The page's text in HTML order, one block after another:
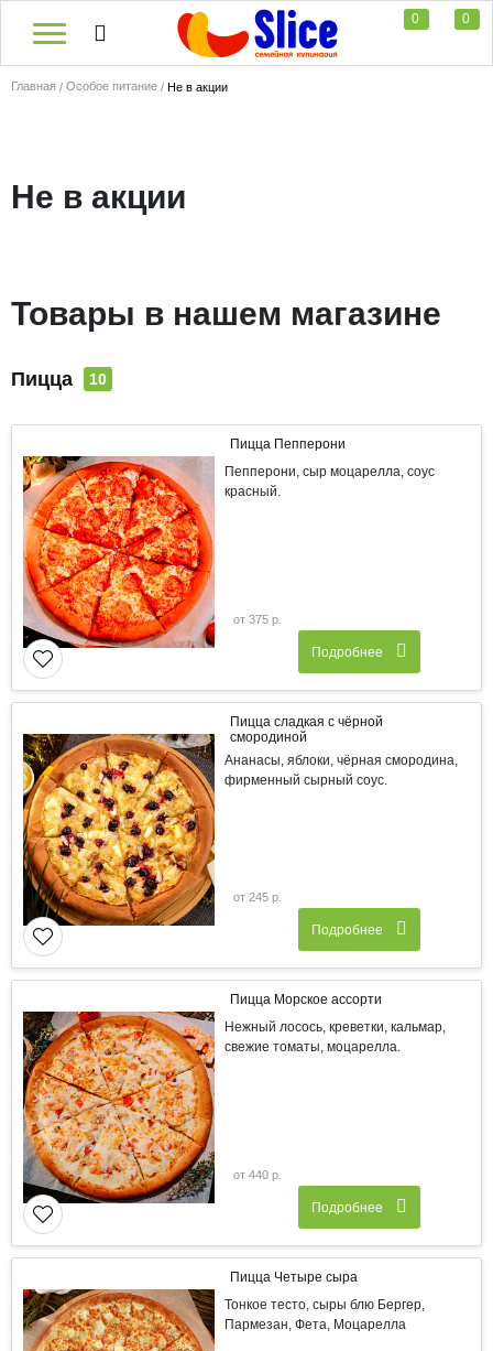
0 0
Главная Особое питание Не в акции
Не в акции
Товары в нашем магазине
Пицца 10
Пицца Пепперони
Пепперони, сыр моцарелла, соус
красный.
от 375 р.
Подробнее
Пицца сладкая с чёрной
смородиной
Ананасы, яблоки, чёрная смородина,
фирменный сырный соус.
от 245 р.
Подробнее
Пицца Морское ассорти
Нежный лосось, креветки, кальмар,
свежие томаты, моцарелла.
от 440 р.
Подробнее
Пицца Четыре сыра
Тонкое тесто, сыры блю Бергер,
Пармезан, Фета, Моцарелла